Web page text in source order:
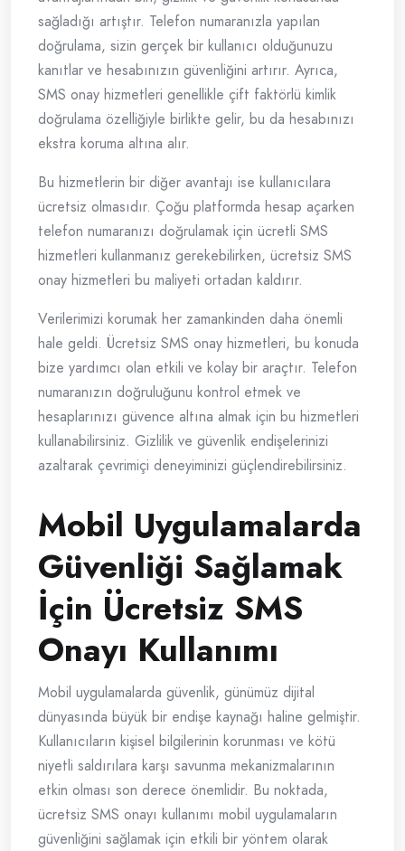
sağladığı artıştır. Telefon numaranızla yapılan
doğrulama, sizin gerçek bir kullanıcı olduğunuzu
kanıtlar ve hesabınızın güvenliğini artırır. Ayrıca,
SMS onay hizmetleri genellikle çift faktörlü kimlik
doğrulama özelliğiyle birlikte gelir, bu da hesabınızı
ekstra koruma altına alır.
Bu hizmetlerin bir diğer avantajı ise kullanıcılara
ücretsiz olmasıdır. Çoğu platformda hesap açarken
telefon numaranızı doğrulamak için ücretli SMS
hizmetleri kullanmanız gerekebilirken, ücretsiz SMS
onay hizmetleri bu maliyeti ortadan kaldırır.
Verilerimizi korumak her zamankinden daha önemli
hale geldi. Ücretsiz SMS onay hizmetleri, bu konuda
bize yardımcı olan etkili ve kolay bir araçtır. Telefon
numaranızın doğruluğunu kontrol etmek ve
hesaplarınızı güvence altına almak için bu hizmetleri
kullanabilirsiniz. Gizlilik ve güvenlik endişelerinizi
azaltarak çevrimiçi deneyiminizi güçlendirebilirsiniz.
Mobil Uygulamalarda
Güvenliği Sağlamak
İçin Ücretsiz SMS
Onayı Kullanımı
Mobil uygulamalarda güvenlik, günümüz dijital
dünyasında büyük bir endişe kaynağı haline gelmiştir.
Kullanıcıların kişisel bilgilerinin korunması ve kötü
niyetli saldırılara karşı savunma mekanizmalarının
etkin olması son derece önemlidir. Bu noktada,
ücretsiz SMS onayı kullanımı mobil uygulamaların
güvenliğini sağlamak için etkili bir yöntem olarak